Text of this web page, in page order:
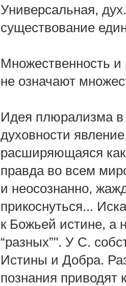
Универсальная,
существование
Множественность
не означают
Идея плюрализма
духовности
расширяющаяся как
правда во всем
и неосознанно,
прикоснуться...
к Божьей истине, а
“разных”". У С.
Истины и Добра.
познания приводят